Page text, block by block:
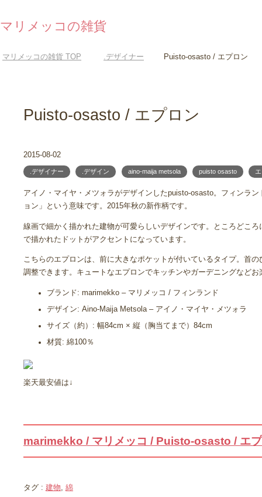
マリメッコの雑貨
マリメッコの雑貨 TOP .デザイナー Puisto-osasto / エプロン
Puisto-osasto / エプロン
2015-08-02
.デザイナー .デザイン aino-maija metsola puisto osasto
アイノ・マイヤ・メツォラがデザインしたpuisto-osasto。フィンラ
ョン」という意味です。2015年秋の新作柄です。
線画で細かく描かれた建物が可愛らしいデザインです。ところどこ
で描かれたドットがアクセントになっています。
こちらのエプロンは、前に大きなポケットが付いているタイプ。首
調整できます。キュートなエプロンでキッチンやガーデニングなどお
ブランド: marimekko – マリメッコ / フィンランド
デザイン: Aino-Maija Metsola – アイノ・マイヤ・メツォラ
サイズ（約）: 幅84cm × 縦（胸当てまで）84cm
材質: 綿100％
楽天最安値は↓
marimekko / マリメッコ / Puisto-osasto / エ
タグ : 建物, 綿